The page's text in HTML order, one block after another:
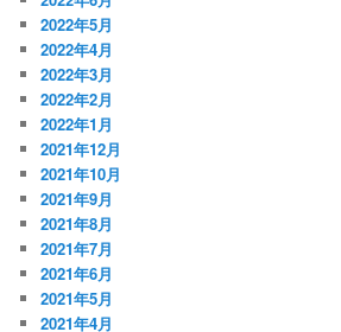
2022年5月
2022年4月
2022年3月
2022年2月
2022年1月
2021年12月
2021年10月
2021年9月
2021年8月
2021年7月
2021年6月
2021年5月
2021年4月